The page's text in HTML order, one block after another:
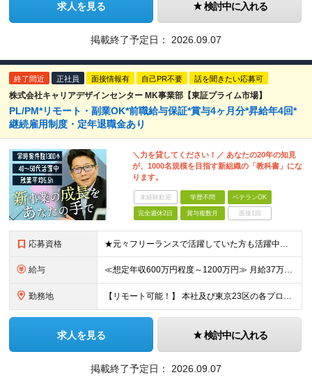
求人を見る 検討中に入れる
掲載終了予定日： 2026.09.07
終了間近 正社員 面接情報有 自己PR不要 話を聞きたい応募可
株式会社キャリアデザインセンター MK事業部【東証プライム市場】
PL/PM*リモート・副業OK*前職給与保証*賞与4ヶ月分*昇給年4回*
継続雇用制度・定年退職金あり
＼力を貸してください！／ あなたの20年の知見
が、1000名規模を目指す新組織の「教科書」にな
ります。
未経験歓迎 学歴不問 ベテランOK
完全週休2日 賞与複数月 面接1回
応募資格 ★元々フリーランスで活躍していた方も活躍中！ ★後進育成や事業成長に興味があって入社した方が多数 ◆何かしらの開発経験をお持ちの方 ※リーダー経験がある方は歓迎しています！ ※学歴不問
給与 ≪想定年収600万円程度～1200万円≫ 月給37万5000円～73万円＋ 賞与年2回（4ヶ月分）＋各種手当 ※別途、残業代は全額支給します ※試用期間は3ヶ月。その間の給与・待遇に差異はありません
勤務地 【リモート可能！】 本社及び東京23区の各プロジェクト先での勤務となります ※転居を伴う転勤はありません 本社／東京都港区赤坂3-21-20 赤坂ロングビーチビル ★就業場所の変更の範囲：会社が定
求人を見る 検討中に入れる
掲載終了予定日： 2026.09.07